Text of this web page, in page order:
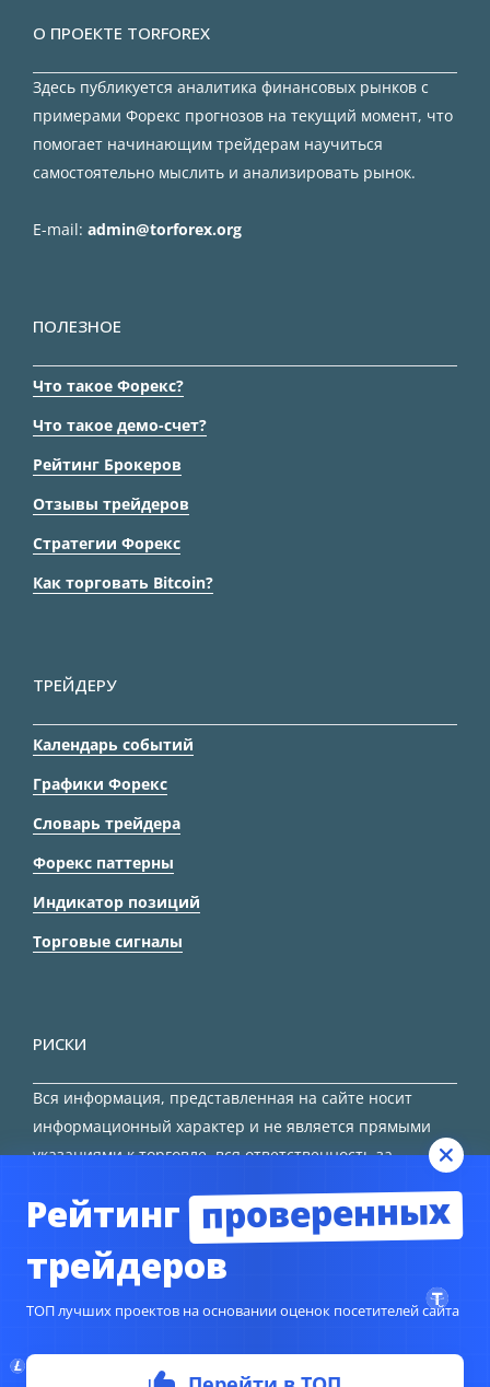
О ПРОЕКТЕ TORFOREX
Здесь публикуется аналитика финансовых рынков с
примерами Форекс прогнозов на текущий момент, что
помогает начинающим трейдерам научиться
самостоятельно мыслить и анализировать рынок.
E-mail: admin@torforex.org
ПОЛЕЗНОЕ
Что такое Форекс?
Что такое демо-счет?
Рейтинг Брокеров
Отзывы трейдеров
Стратегии Форекс
Как торговать Bitcoin?
ТРЕЙДЕРУ
Календарь событий
Графики Форекс
Словарь трейдера
Форекс паттерны
Индикатор позиций
Торговые сигналы
РИСКИ
Вся информация, представленная на сайте носит
информационный характер и не является прямыми
указаниями к торговле, вся ответственность за
© Copyright 2024TORFOREX.COM
Рейтинг проверенных
трейдеров
ТОП лучших проектов на основании оценок посетителей сайта